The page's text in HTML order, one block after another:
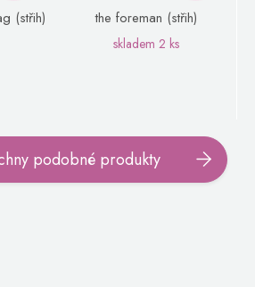
(střih) the foreman (střih)
skladem 2 ks
podobné produkty